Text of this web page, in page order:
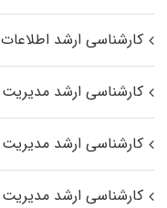
کارشناسی ارشد اطلاعات
کارشناسی ارشد مدیریت
کارشناسی ارشد مدیریت
کارشناسی ارشد